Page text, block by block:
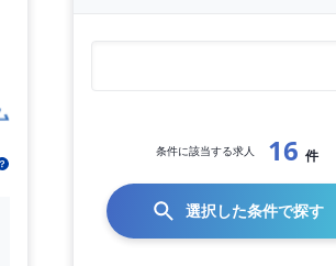
条件に該当する求人 16 件
選択した条件で探す